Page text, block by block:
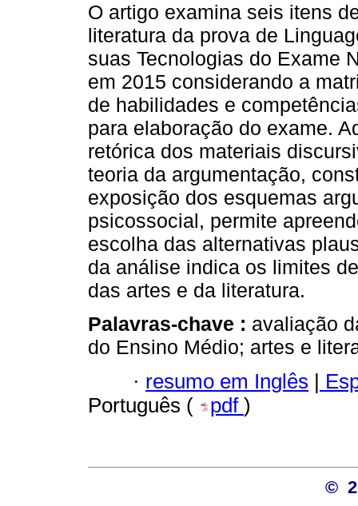
O artigo examina seis itens
literatura da prova de
suas Tecnologias do Exame
em 2015 considerando a
de habilidades e
para elaboração do exame.
retórica dos materiais
teoria da argumentação,
exposição dos esquemas
psicossocial, permite
escolha das alternativas
da análise indica os limites
das artes e da literatura.
Palavras-chave : avaliação
do Ensino Médio; artes e
· resumo em Inglês |
Português (
pdf )
©